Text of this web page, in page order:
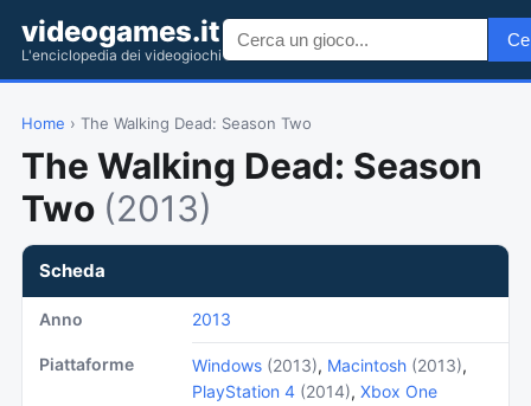
videogames.it
L'enciclopedia dei videogiochi
Home › The Walking Dead: Season Two
The Walking Dead: Season
Two (2013)
Scheda
Anno 2013
Piattaforme Windows (2013), Macintosh (2013),
PlayStation 4 (2014), Xbox One